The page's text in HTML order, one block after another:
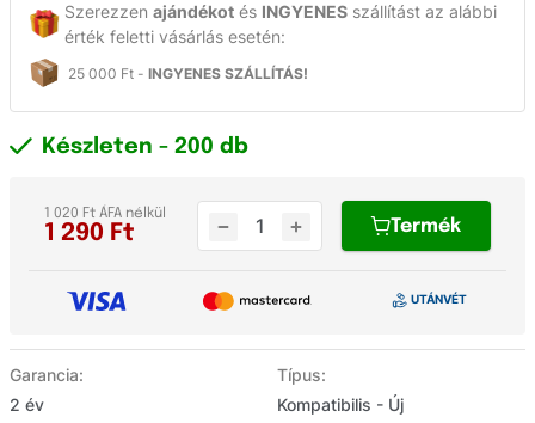
Szerezzen ajándékot és INGYENES szállítást az alábbi
érték feletti vásárlás esetén:
25 000 Ft - INGYENES SZÁLLÍTÁS!
Garancia:
2 év
Típus:
Kompatibilis - Új
Készleten - 200 db
1 290 Ft
1 020 Ft ÁFA nélkül
Termék